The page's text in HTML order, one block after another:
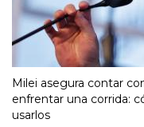
Milei asegura contar
enfrentar una corrida:
usarlos